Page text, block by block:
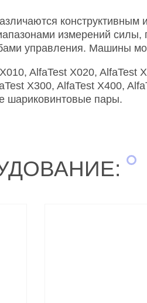
конструктивным
измерений силы,
управления. Машины
AlfaTest X020, AlfaTest
X300, AlfaTest X400,
шариковинтовые пары.